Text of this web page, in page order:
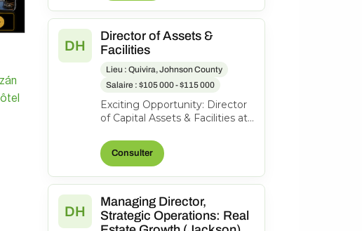
DH
Director of Assets &
Facilities
Lieu : Quivira, Johnson County
Salaire : $105 000 - $115 000
Exciting Opportunity: Director
of Capital Assets & Facilities at
Consulting, Inc. About the
role...Consulter
DH
Managing Director,
Strategic Operations: Real